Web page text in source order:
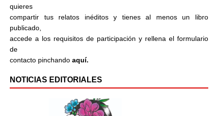
quieres
compartir tus relatos inéditos y tienes al menos un libro
publicado,
accede a los requisitos de participación y rellena el formulario
de
contacto pinchando aquí.
NOTICIAS EDITORIALES